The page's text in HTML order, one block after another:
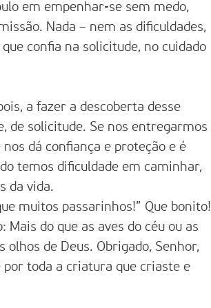
em empenhar-se sem medo,
Nada – nem as dificuldades,
confia na solicitude, no cuidado
a fazer a descoberta desse
de solicitude. Se nos entregarmos
dá confiança e proteção e é
temos dificuldade em caminhar,
da vida.
muitos passarinhos!” Que bonito!
do que as aves do céu ou as
de Deus. Obrigado, Senhor,
toda a criatura que criaste e